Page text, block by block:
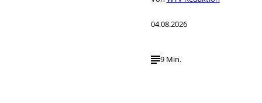
04.08.2026
9 Min.